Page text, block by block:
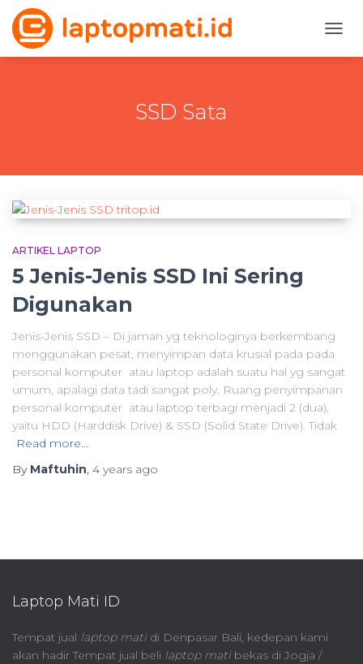
SSD Sata
ARTIKEL LAPTOP
5 Jenis-Jenis SSD Ini Sering
Digunakan
Jenis-Jenis SSD – Di jaman yg teknologinya berkembang
menggunakan pesat, menyimpan data krusial pada pada
personal komputer atau laptop adalah suatu hal yg sangat
umum, apalagi data tadi sangat poly. Ruang penyimpanan
personal komputer atau laptop terbagi menjadi 2 (dua),
yaitu HDD (Harddisk Drive) & SSD (Solid State Drive). Tidak
Read more…
By Maftuhin, 4 years ago
Laptop Mati ID
Tempat jual laptop matidi Denpasar Bali, kedepan kami
akan hadir Tempat jual beli laptop matibekas di Jogja /